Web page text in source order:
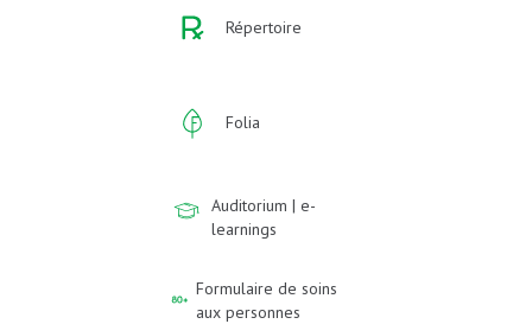
Répertoire
Folia
Auditorium | e-
learnings
Formulaire de soins
aux personnes